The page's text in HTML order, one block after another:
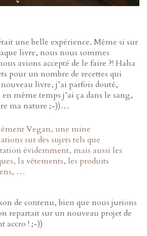
une belle expérience. Même si sur
livre, nous nous sommes
avions accepté de le faire ?! Haha
pour un nombre de recettes qui
livre, j’ai parfois douté,
même temps j’ai ça dans le sang,
ma nature ;-))…
Vegan, une mine
sur des sujets tels que
évidemment, mais aussi les
la vêtements, les produits
…
de contenu, bien que nous jurions
repartait sur un nouveau projet de
accro ! ;-))